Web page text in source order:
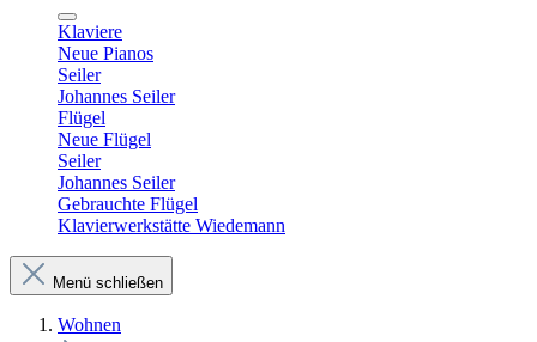
Klaviere
Neue Pianos
Seiler
Johannes Seiler
Flügel
Neue Flügel
Seiler
Johannes Seiler
Gebrauchte Flügel
Klavierwerkstätte Wiedemann
Menü schließen
Wohnen